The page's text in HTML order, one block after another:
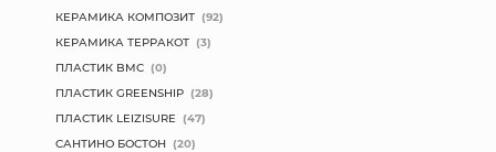
КЕРАМИКА КОМПОЗИТ (92)
КЕРАМИКА ТЕРРАКОТ (3)
ПЛАСТИК BMC (0)
ПЛАСТИК GREENSHIP (28)
ПЛАСТИК LEIZISURE (47)
САНТИНО БОСТОН (20)